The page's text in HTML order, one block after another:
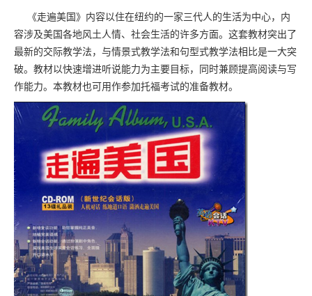
《走遍美国》内容以住在纽约的一家三代人的生活为中心，内
容涉及美国各地风土人情、社会生活的许多方面。这套教材突出了
最新的交际教学法，与情景式教学法和句型式教学法相比是一大突
破。教材以快速增进听说能力为主要目标，同时兼顾提高阅读与写
作能力。本教材也可用作参加托福考试的准备教材。